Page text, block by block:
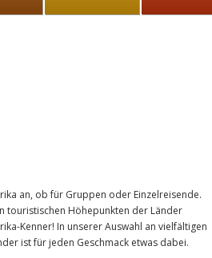
an, ob für Gruppen oder Einzelreisende.
touristischen Höhepunkten der Länder
Kenner! In unserer Auswahl an vielfältigen
ist für jeden Geschmack etwas dabei.